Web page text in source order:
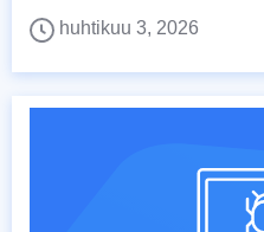
huhtikuu 3, 2026